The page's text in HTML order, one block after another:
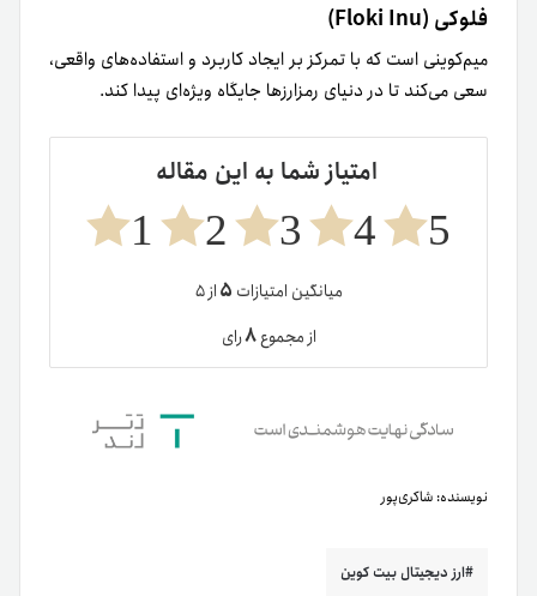
فلوکی (Floki Inu)
میم‌کوینی است که با تمرکز بر ایجاد کاربرد و استفاده‌های واقعی،
سعی می‌کند تا در دنیای رمزارزها جایگاه ویژه‌ای پیدا کند.
امتیاز شما به این مقاله
5
4
3
2
1
میانگین امتیازات ۵از ۵
از مجموع۸رای
نویسنده: شاکری‌پور
ارز دیجیتال بیت کوین